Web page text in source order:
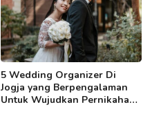
5 Wedding Organizer Di
Jogja yang Berpengalaman
Untuk Wujudkan Pernikahan